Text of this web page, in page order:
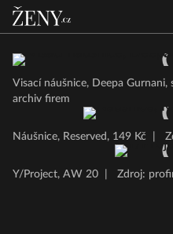
Visací náušnice, Deepa
archiv firem
Náušnice, Reserved, 149 Kč
Y/Project, AW 20 Zdroj: